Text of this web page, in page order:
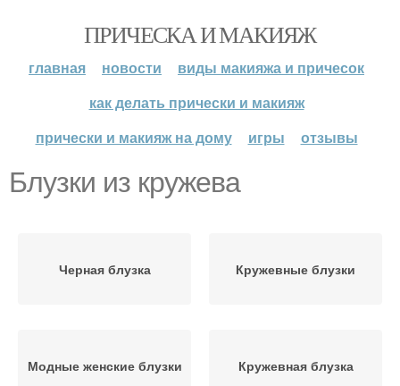
ПРИЧЕСКА И МАКИЯЖ
главная новости
виды макияжа и причесок
как делать прически и макияж
прически и макияж на дому
игры отзывы
Блузки из кружева
Черная блузка Кружевные блузки
Модные женские блузки Кружевная блузка